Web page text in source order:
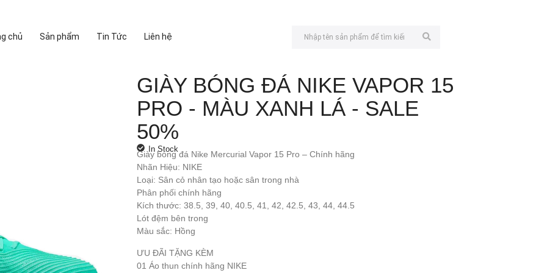
chủ Sản phẩm Tin Tức Liên hệ
GIÀY BÓNG ĐÁ NIKE VAPOR 15
PRO - MÀU XANH LÁ - SALE
50%
In Stock
Giày bóng đá Nike Mercurial Vapor 15 Pro – Chính hãng
Nhãn Hiệu: NIKE
Loại: Sân cỏ nhân tạo hoặc sân trong nhà
Phân phối chính hãng
Kích thước: 38.5, 39, 40, 40.5, 41, 42, 42.5, 43, 44, 44.5
Lót đệm bên trong
Màu sắc: Hồng
ƯU ĐÃI TẶNG KÈM
01 Áo thun chính hãng NIKE